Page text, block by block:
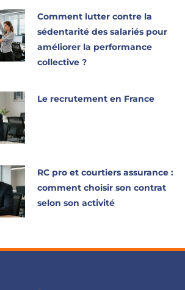
Comment lutter contre la
sédentarité des salariés pour
améliorer la performance
collective ?
Le recrutement en France
RC pro et courtiers assurance :
comment choisir son contrat
selon son activité